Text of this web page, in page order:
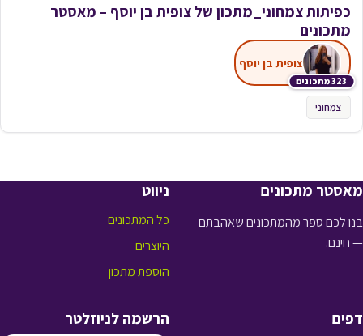
כפיתות צמחוני_מתכון של צופית בן יוסף – מאסטר
מתכונים
323 מתכונים
צופית בן יוסף
צמחוני
מאסטר מתכונים
בנו לכם ספר מהמתכונים שאהבתם
— חינם.
ניווט
כל המתכונים
היוצרים
הוספת מתכון
דפים הרשמה לניוזלטר